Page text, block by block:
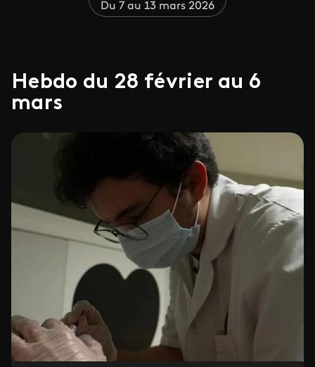
Du 7 au 13 mars 2026
Hebdo du 28 février au 6
mars